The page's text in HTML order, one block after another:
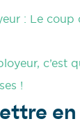
: Le coup
c’est
!